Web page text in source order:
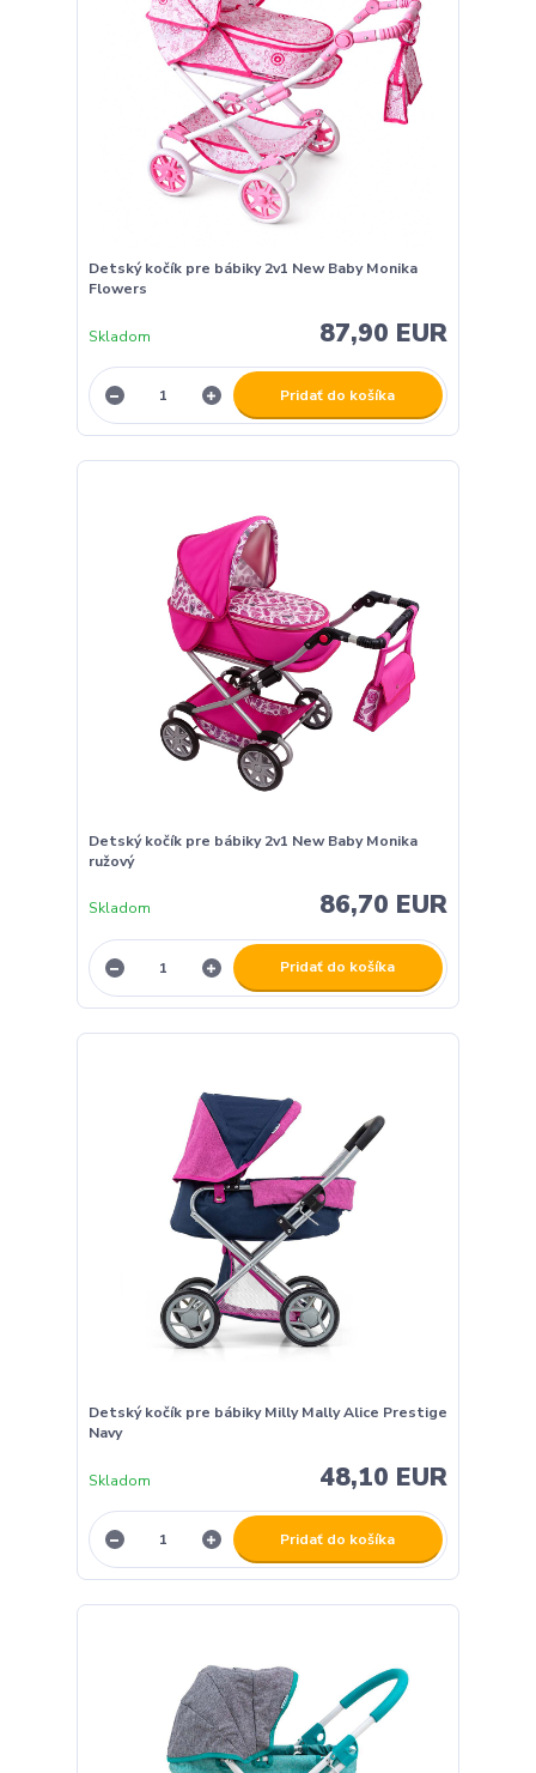
Detský kočík pre bábiky 2v1 New Baby Monika
Flowers
87,90 EUR
Skladom
Pridať do košíka
Detský kočík pre bábiky 2v1 New Baby Monika
ružový
86,70 EUR
Skladom
Pridať do košíka
Detský kočík pre bábiky Milly Mally Alice Prestige
Navy
48,10 EUR
Skladom
Pridať do košíka